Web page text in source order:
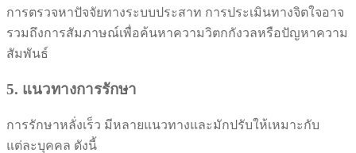
การตรวจหาปัจจัยทางระบบประสาท การประเมินทางจิตใจอาจ
รวมถึงการสัมภาษณ์เพื่อค้นหาความวิตกกังวลหรือปัญหาความ
สัมพันธ์
5. แนวทางการรักษา
การรักษาหลั่งเร็ว มีหลายแนวทางและมักปรับให้เหมาะกับ
แต่ละบุคคล ดังนี้